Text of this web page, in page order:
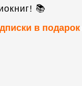
📚
в подарок